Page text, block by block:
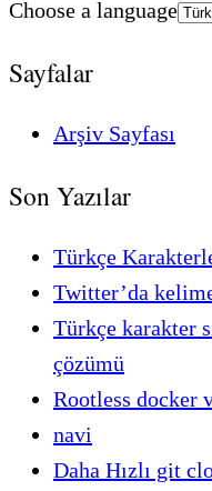
Choose a language
Sayfalar
Arşiv Sayfası
Son Yazılar
Türkçe
Twitter’da
Türkçe karakter
çözümü
Rootless docker
navi
Daha Hızlı git